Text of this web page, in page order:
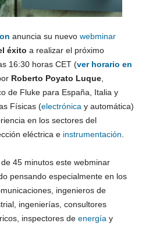
anuncia su nuevo webminar
éxito a realizar el próximo
16:30 horas CET (ver horario en
Roberto Poyato Luque
de Fluke para España, Italia y
Físicas (electrónica y automática)
en los sectores del
eléctrica e instrumentación
45 minutos este webminar
pensando especialmente en los
ingenieros de
ingenierías, consultores
inspectores de energía y